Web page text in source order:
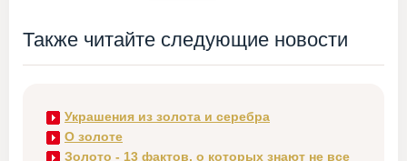
Также читайте следующие новости
Украшения из золота и серебра
О золоте
Золото - 13 фактов, о которых знают не все